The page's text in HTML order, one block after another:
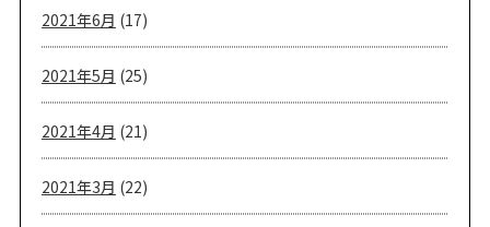
2021年6月 (17)
2021年5月 (25)
2021年4月 (21)
2021年3月 (22)